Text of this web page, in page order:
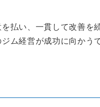
払い、一貫して改善を
ム経営が成功に向かう